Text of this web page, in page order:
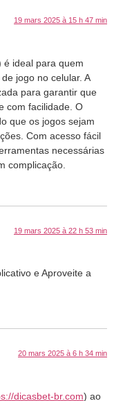
19 mars 2025 à 15 h 47 min
é ideal para quem
jogo no celular. A
para garantir que
com facilidade. O
que os jogos sejam
Com acesso fácil
necessárias
complicação.
19 mars 2025 à 22 h 53 min
e Aproveite a
20 mars 2025 à 6 h 34 min
dicasbet-br.com) ao